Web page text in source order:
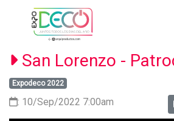
San Lorenzo -
Expodeco 2022
: 10/Sep/2022 7:00am